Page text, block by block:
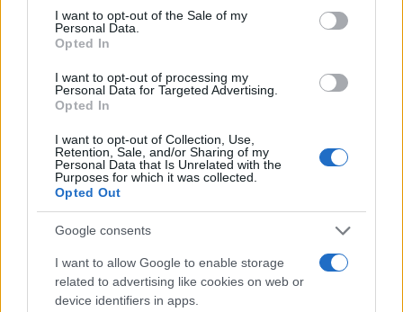
consent section.
I want to opt-out of the Sale of my
Personal Data.
Opted In
I want to opt-out of processing my
Personal Data for Targeted Advertising.
Opted In
I want to opt-out of Collection, Use,
Retention, Sale, and/or Sharing of my
Personal Data that Is Unrelated with the
Purposes for which it was collected.
Opted Out
Google consents
I want to allow Google to enable storage
related to advertising like cookies on web or
device identifiers in apps.
Η σπαρακτική περιγραφή του πατέρα και
τα κενά στους ισχυρισμούς του ιδιοκτήτη
του beach bar
Μετέτρεψαν το Σαρακήνικο της Μήλου σε
ελικοδρόμιο – «Πάρκαραν» το ελικόπτερο
τους για να κάνουν μπάνιο
Μπρίτνεϊ Σπίαρς: Έκανε αποτυχημένο
μπότοξ και ανέβασε στο Instagram την
εμπειρία της
Γιάννης Παπαμιχαήλ: «Η απαγόρευση
αφορά στη χρήση της εικόνας και της
φωνής της Αλίκης Βουγιουκλάκη μέσω AI»
Ο δημοσιογράφος Βασίλης Τσεκούρας
ανακοίνωσε ότι παντρεύεται τη σύντροφό
του, Γωγώ Μπαλή